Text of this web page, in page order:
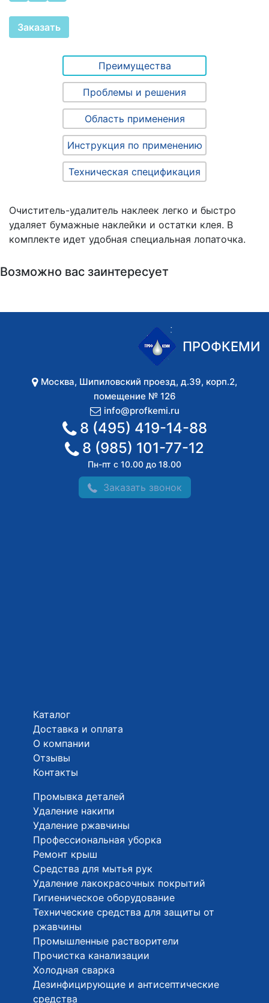
Заказать
Преимущества
Проблемы и решения
Область применения
Инструкция по применению
Техническая спецификация
Очиститель-удалитель наклеек легко и быстро
удаляет бумажные наклейки и остатки клея. В
комплекте идет удобная специальная лопаточка.
Возможно вас заинтересует
ПРОФКЕМИ
Москва, Шипиловский проезд, д.39, корп.2,
помещение № 126
info@profkemi.ru
8 (495) 419-14-88
8 (985) 101-77-12
Пн-пт с 10.00 до 18.00
Заказать звонок
Каталог
Доставка и оплата
О компании
Отзывы
Контакты
Промывка деталей
Удаление накипи
Удаление ржавчины
Профессиональная уборка
Ремонт крыш
Средства для мытья рук
Удаление лакокрасочных покрытий
Гигиеническое оборудование
Технические средства для защиты от
ржавчины
Промышленные растворители
Прочистка канализации
Холодная сварка
Дезинфицирующие и антисептические
средства